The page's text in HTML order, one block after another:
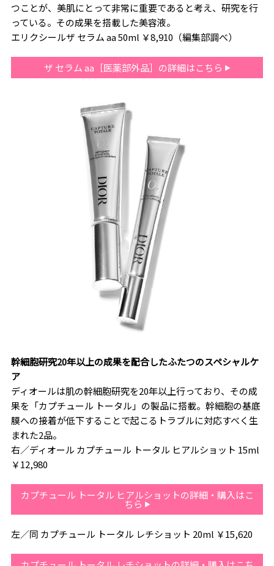
つことが、美肌にとって非常に重要であると考え、研究を行
っている。その成果を搭載した美容液。
エリクシールザ セラム aa 50ml ￥8,910（編集部調べ）
ザ セラム aa［医薬部外品］の詳細はこちら
幹細胞研究20年以上の成果を配合したふたつのスペシャルケ
ア
ディオールは肌の幹細胞研究を20年以上行っており、その成
果を「カプチュール トータル」の製品に搭載。幹細胞の基底
膜への接着が低下することで起こるトラブルに対応すべく生
まれた2品。
右／ディオール カプチュール トータル ヒアルショット 15ml
￥12,980
カプチュール トータル ヒアルショットの詳細・購入はこ
ちら
左／同 カプチュール トータル レチショット 20ml ￥15,620